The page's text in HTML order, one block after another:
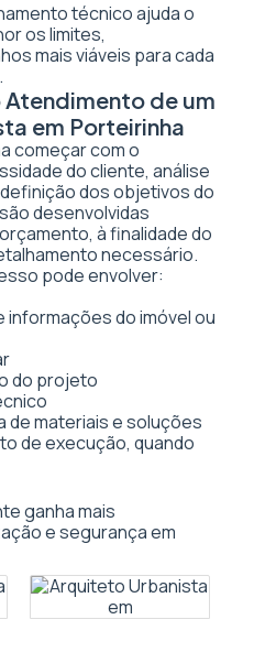
técnico ajuda o
os limites,
mais viáveis para cada
Atendimento de um
em Porteirinha
começar com o
do cliente, análise
dos objetivos do
desenvolvidas
à finalidade do
necessário.
pode envolver:
informações do imóvel ou
do projeto
de materiais e soluções
de execução, quando
ganha mais
e segurança em